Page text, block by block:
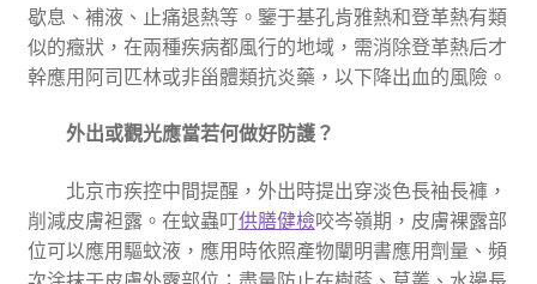
歇息、補液、止痛退熱等。鑒于基孔肯雅熱和登革熱有類
似的癥狀，在兩種疾病都風行的地域，需消除登革熱后才
幹應用阿司匹林或非甾體類抗炎藥，以下降出血的風險。
外出或觀光應當若何做好防護？
北京市疾控中間提醒，外出時提出穿淡色長袖長褲，
削減皮膚袒露。在蚊蟲叮供膳健檢咬岑嶺期，皮膚裸露部
位可以應用驅蚊液，應用時依照產物闡明書應用劑量、頻